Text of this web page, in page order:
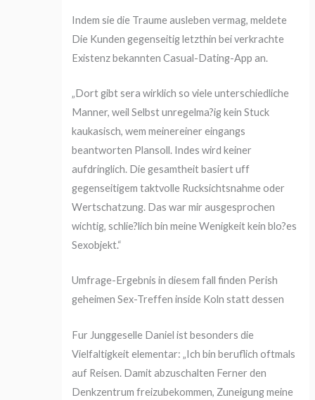
Indem sie die Traume ausleben vermag, meldete
Die Kunden gegenseitig letzthin bei verkrachte
Existenz bekannten Casual-Dating-App an.
„Dort gibt sera wirklich so viele unterschiedliche
Manner, weil Selbst unregelma?ig kein Stuck
kaukasisch, wem meinereiner eingangs
beantworten Plansoll. Indes wird keiner
aufdringlich. Die gesamtheit basiert uff
gegenseitigem taktvolle Rucksichtsnahme oder
Wertschatzung. Das war mir ausgesprochen
wichtig, schlie?lich bin meine Wenigkeit kein blo?es
Sexobjekt.“
Umfrage-Ergebnis in diesem fall finden Perish
geheimen Sex-Treffen inside Koln statt dessen
Fur Junggeselle Daniel ist besonders die
Vielfaltigkeit elementar: „Ich bin beruflich oftmals
auf Reisen. Damit abzuschalten Ferner den
Denkzentrum freizubekommen, Zuneigung meine